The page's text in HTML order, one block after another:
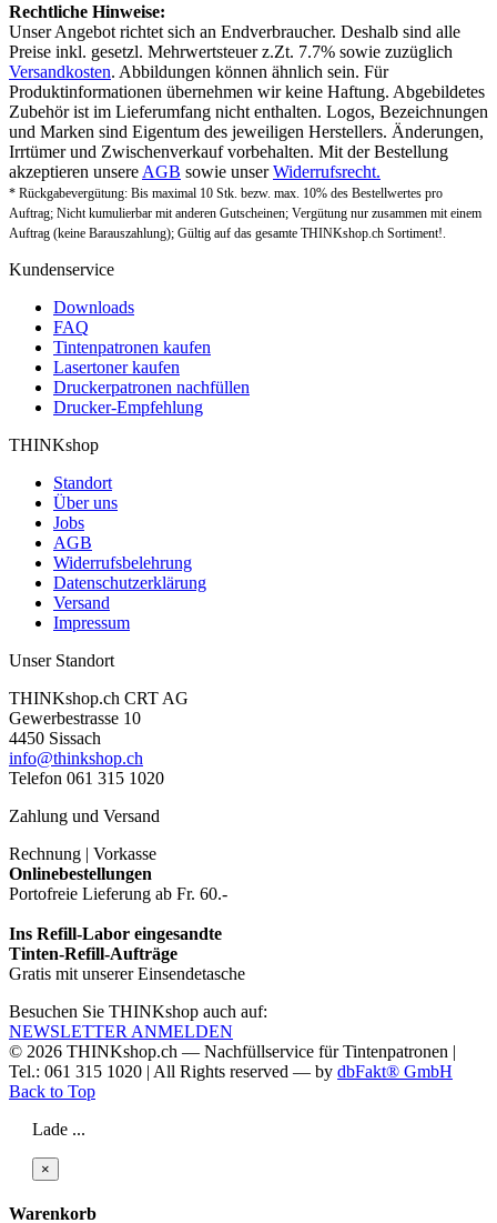
Rechtliche Hinweise:
Unser Angebot richtet sich an Endverbraucher. Deshalb sind alle
Preise inkl. gesetzl. Mehrwertsteuer z.Zt. 7.7% sowie zuzüglich
Versandkosten. Abbildungen können ähnlich sein. Für
Produktinformationen übernehmen wir keine Haftung. Abgebildetes
Zubehör ist im Lieferumfang nicht enthalten. Logos, Bezeichnungen
und Marken sind Eigentum des jeweiligen Herstellers. Änderungen,
Irrtümer und Zwischenverkauf vorbehalten. Mit der Bestellung
akzeptieren unsere AGB sowie unserWiderrufsrecht.
* Rückgabevergütung: Bis maximal 10 Stk. bezw. max. 10% des Bestellwertes pro
Auftrag; Nicht kumulierbar mit anderen Gutscheinen; Vergütung nur zusammen mit einem
Auftrag (keine Barauszahlung); Gültig auf das gesamte THINKshop.ch Sortiment!.
Kundenservice
Downloads
FAQ
Tintenpatronen kaufen
Lasertoner kaufen
Druckerpatronen nachfüllen
Drucker-Empfehlung
THINKshop
Standort
Über uns
Jobs
AGB
Widerrufsbelehrung
Datenschutzerklärung
Versand
Impressum
Unser Standort
THINKshop.ch CRT AG
Gewerbestrasse 10
4450 Sissach
info@thinkshop.ch
Telefon 061 315 1020
Zahlung und Versand
Rechnung | Vorkasse
Onlinebestellungen
Portofreie Lieferung ab Fr. 60.-
Ins Refill-Labor eingesandte
Tinten-Refill-Aufträge
Gratis mit unserer Einsendetasche
Besuchen Sie THINKshop auch auf:
NEWSLETTER ANMELDEN
© 2026 THINKshop.ch — Nachfüllservice fürTintenpatronen |
Tel.: 061 315 1020 | All Rights reserved — by dbFakt® GmbH
Back to Top
Lade ...
×
Warenkorb